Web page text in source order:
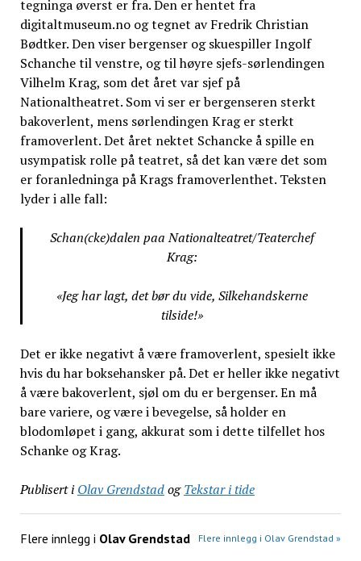
tegninga øverst er fra. Den er hentet fra
digitaltmuseum.no og tegnet av Fredrik Christian
Bødtker. Den viser bergenser og skuespiller Ingolf
Schanche til venstre, og til høyre sjefs-sørlendingen
Vilhelm Krag, som det året var sjef på
Nationaltheatret. Som vi ser er bergenseren sterkt
bakoverlent, mens sørlendingen Krag er sterkt
framoverlent. Det året nektet Schancke å spille en
usympatisk rolle på teatret, så det kan være det som
er foranledninga på Krags framoverlenthet. Teksten
lyder i alle fall:
Schan(cke)dalen paa Nationalteatret/Teaterchef
Krag:
«Jeg har lagt, det bør du vide, Silkehandskerne
tilside!»
Det er ikke negativt å være framoverlent, spesielt ikke
hvis du har boksehansker på. Det er heller ikke negativt
å være bakoverlent, sjøl om du er bergenser. En må
bare variere, og være i bevegelse, så holder en
blodomløpet i gang, akkurat som i dette tilfellet hos
Schanke og Krag.
Publisert i Olav GrendstadogTekstar i tide
Flere innlegg i Olav Grendstad Flere innlegg i Olav Grendstad »